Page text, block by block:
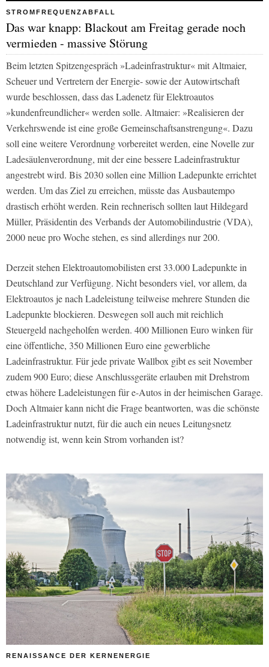
STROMFREQUENZABFALL
Das war knapp: Blackout am Freitag gerade noch
vermieden - massive Störung
Beim letzten Spitzengespräch »Ladeinfrastruktur« mit Altmaier,
Scheuer und Vertretern der Energie- sowie der Autowirtschaft
wurde beschlossen, dass das Ladenetz für Elektroautos
»kundenfreundlicher« werden solle. Altmaier: »Realisieren der
Verkehrswende ist eine große Gemeinschaftsanstrengung«. Dazu
soll eine weitere Verordnung vorbereitet werden, eine Novelle zur
Ladesäulenverordnung, mit der eine bessere Ladeinfrastruktur
angestrebt wird. Bis 2030 sollen eine Million Ladepunkte errichtet
werden. Um das Ziel zu erreichen, müsste das Ausbautempo
drastisch erhöht werden. Rein rechnerisch sollten laut Hildegard
Müller, Präsidentin des Verbands der Automobilindustrie (VDA),
2000 neue pro Woche stehen, es sind allerdings nur 200.
Derzeit stehen Elektroautomobilisten erst 33.000 Ladepunkte in
Deutschland zur Verfügung. Nicht besonders viel, vor allem, da
Elektroautos je nach Ladeleistung teilweise mehrere Stunden die
Ladepunkte blockieren. Deswegen soll auch mit reichlich
Steuergeld nachgeholfen werden. 400 Millionen Euro winken für
eine öffentliche, 350 Millionen Euro eine gewerbliche
Ladeinfrastruktur. Für jede private Wallbox gibt es seit November
zudem 900 Euro; diese Anschlussgeräte erlauben mit Drehstrom
etwas höhere Ladeleistungen für e-Autos in der heimischen Garage.
Doch Altmaier kann nicht die Frage beantworten, was die schönste
Ladeinfrastruktur nutzt, für die auch ein neues Leitungsnetz
notwendig ist, wenn kein Strom vorhanden ist?
RENAISSANCE DER KERNENERGIE